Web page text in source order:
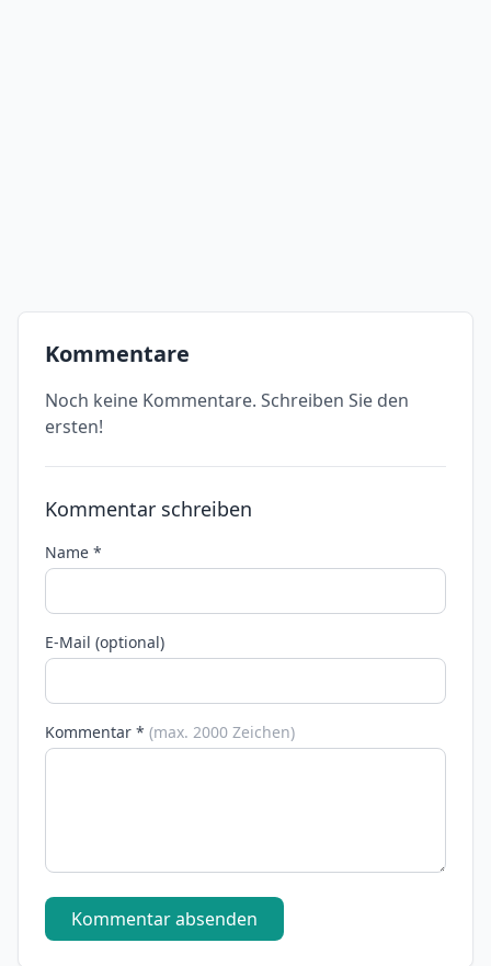
Kommentare
Noch keine Kommentare. Schreiben Sie den
ersten!
Kommentar schreiben
Name *
E-Mail (optional)
Kommentar * (max. 2000 Zeichen)
Kommentar absenden